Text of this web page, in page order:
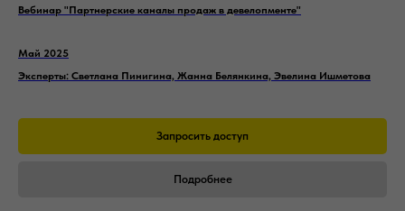
Вебинар "Партнерские каналы продаж в девелопменте"
Май 2025
Эксперты: Светлана Пинигина, Жанна Белянкина, Эвелина Ишметова
Запросить доступ
Подробнее